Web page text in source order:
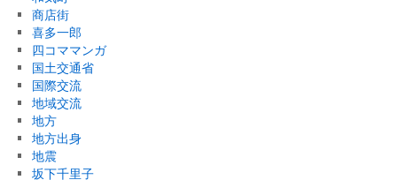
商店街
喜多一郎
四コママンガ
国土交通省
国際交流
地域交流
地方
地方出身
地震
坂下千里子